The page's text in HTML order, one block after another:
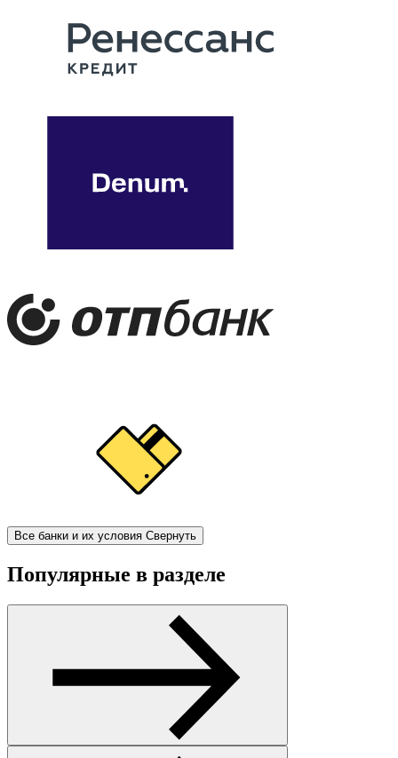
Все банки и их условия Свернуть
Популярные в разделе